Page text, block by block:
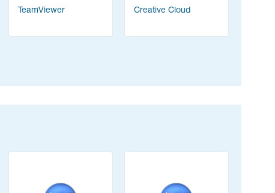
TeamViewer Creative Cloud